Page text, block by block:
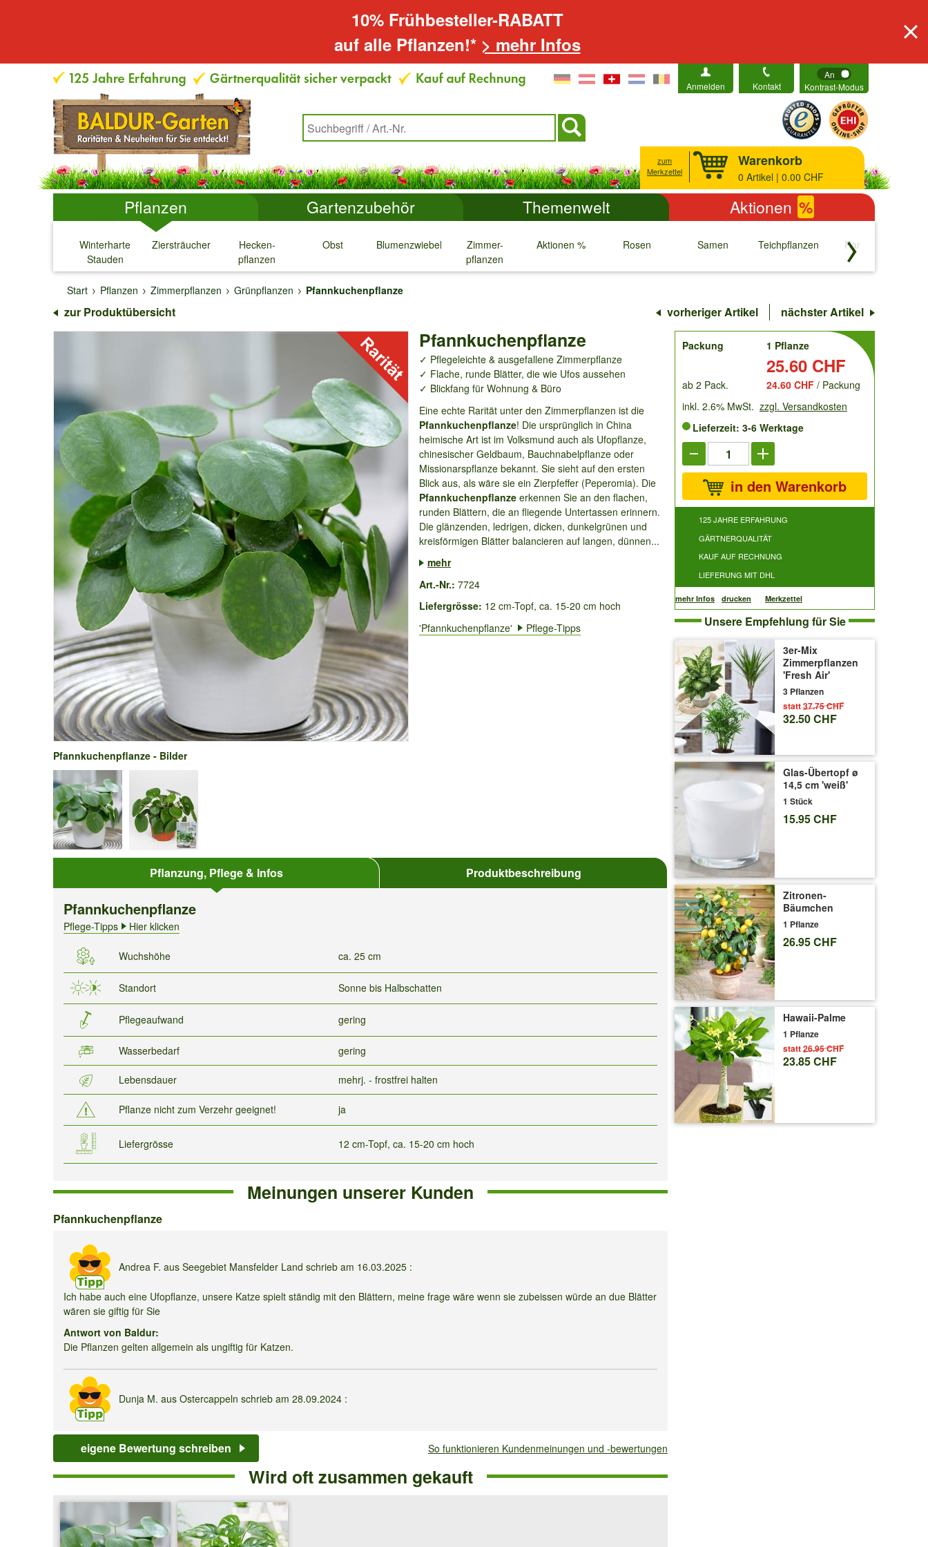
10% Frühbesteller-RABATT
auf alle Pflanzen!* > mehr Infos
Anmelden Kontakt
An
Kontrast-Modus
zum
Merkzettel
Warenkorb
0 Artikel | 0.00 CHF
Pflanzen Gartenzubehör Themenwelt Aktionen %
Winterharte
Stauden
↓
Ziersträucher
↓
Hecken-
pflanzen
↓
Obst
↓
Blumenzwiebeln
↓
Zimmer-
pflanzen
↓
Aktionen %
↓
Rosen
↓
Samen
↓
Teichpflanzen
↓
Raritäten
↓
Start
Pflanzen Zimmerpflanzen Grünpflanzen Pfannkuchenpflanze
zur Produktübersicht vorheriger Artikel nächster Artikel
Pfannkuchenpflanze
✓ Pflegeleichte & ausgefallene Zimmerpflanze
✓ Flache, runde Blätter, die wie Ufos aussehen
✓ Blickfang für Wohnung & Büro
Eine echte Rarität unter den Zimmerpflanzen ist die
Pfannkuchenpflanze! Die ursprünglich in China
heimische Art ist im Volksmund auch als Ufopflanze,
chinesischer Geldbaum, Bauchnabelpflanze oder
Missionarspflanze bekannt. Sie sieht auf den ersten
Blick aus, als wäre sie ein Zierpfeffer (Peperomia). Die
Pfannkuchenpflanzeerkennen Sie an den flachen,
runden Blättern, die an fliegende Untertassen erinnern.
Die glänzenden, ledrigen, dicken, dunkelgrünen und
kreisförmigen Blätter balancieren auf langen, dünnen...
mehr
Art.-Nr.: 7724
Liefergrösse: 12 cm-Topf, ca. 15-20 cm hoch
'Pfannkuchenpflanze'
Pflege-Tipps
Pfannkuchenpflanze - Bilder
Pflanzung, Pflege & Infos Produktbeschreibung
Pfannkuchenpflanze
Pflege-Tipps Hier klicken
Wuchshöhe ca. 25 cm
Standort Sonne bis Halbschatten
Pflegeaufwand gering
Wasserbedarf gering
Lebensdauer mehrj. - frostfrei halten
Pflanze nicht zum Verzehr geeignet! ja
Liefergrösse 12 cm-Topf, ca. 15-20 cm hoch
Meinungen unserer Kunden
Pfannkuchenpflanze
Pfannkuchenpflanze
Andrea F. aus Seegebiet Mansfelder Land schrieb am 16.03.2025 :
Ich habe auch eine Ufopflanze, unsere Katze spielt ständig mit den Blättern, meine frage wäre wenn sie zubeissen würde an due Blätter
wären sie giftig für Sie
Antwort von Baldur:
Die Pflanzen gelten allgemein als ungiftig für Katzen.
Dunja M. aus Ostercappeln schrieb am 28.09.2024 :
Antwort von Baldur:
Ist der Standort hell, können Sie die Pflanze sehr gut ins Badezimmer stellen.
Sylvia S. aus koblenz schrieb am06.03.2024
eigene Bewertung schreiben So funktionieren Kundenmeinungen und -bewertungen
Wird oft zusammen gekauft
order
Packung
1 Pflanze
25.60 CHF
ab 2 Pack. 24.60 CHF / Packung
inkl. 2.6% MwSt. zzgl. Versandkosten
Lieferzeit: 3-6 Werktage
in den Warenkorb
125 JAHRE ERFAHRUNG
GÄRTNERQUALITÄT
KAUF AUF RECHNUNG
LIEFERUNG MIT DHL
mehr Infos drucken Merkzettel
Unsere Empfehlung für Sie
3er-Mix
Zimmerpflanzen
'Fresh Air'
3 Pflanzen
statt37.75 CHF
32.50 CHF
Glas-Übertopf ø
14,5 cm 'weiß'
1 Stück
15.95 CHF
Zitronen-
Bäumchen
1 Pflanze
26.95 CHF
Hawaii-Palme
1 Pflanze
statt26.95 CHF
23.85 CHF